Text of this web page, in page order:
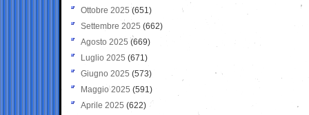
Ottobre 2025 (651)
Settembre 2025 (662)
Agosto 2025 (669)
Luglio 2025 (671)
Giugno 2025 (573)
Maggio 2025 (591)
Aprile 2025 (622)